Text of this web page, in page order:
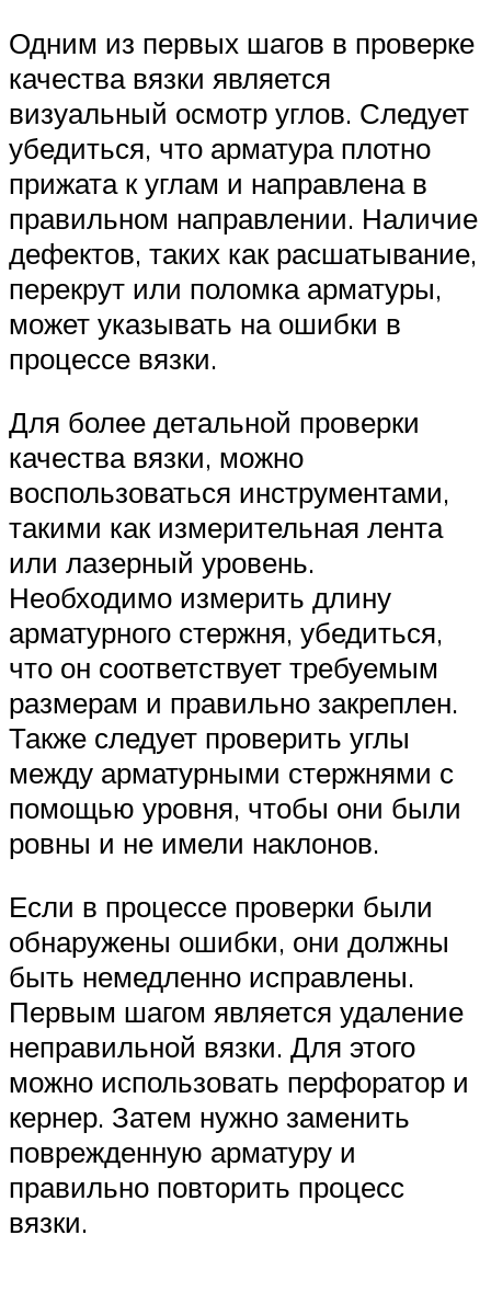
Одним из первых шагов в проверке
качества вязки является
визуальный осмотр углов. Следует
убедиться, что арматура плотно
прижата к углам и направлена в
правильном направлении. Наличие
дефектов, таких как расшатывание,
перекрут или поломка арматуры,
может указывать на ошибки в
процессе вязки.
Для более детальной проверки
качества вязки, можно
воспользоваться инструментами,
такими как измерительная лента
или лазерный уровень.
Необходимо измерить длину
арматурного стержня, убедиться,
что он соответствует требуемым
размерам и правильно закреплен.
Также следует проверить углы
между арматурными стержнями с
помощью уровня, чтобы они были
ровны и не имели наклонов.
Если в процессе проверки были
обнаружены ошибки, они должны
быть немедленно исправлены.
Первым шагом является удаление
неправильной вязки. Для этого
можно использовать перфоратор и
кернер. Затем нужно заменить
поврежденную арматуру и
правильно повторить процесс
вязки.